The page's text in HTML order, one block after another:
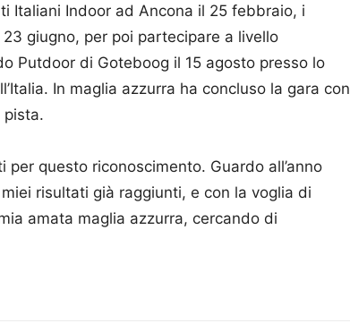
Italiani Indoor ad Ancona il 25 febbraio, i
giugno, per poi partecipare a livello
Putdoor di Goteboog il 15 agosto presso lo
In maglia azzurra ha concluso la gara con
pista.
questo riconoscimento. Guardo all’anno
risultati già raggiunti, e con la voglia di
amata maglia azzurra, cercando di